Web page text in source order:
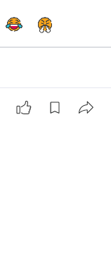
耗 25歲日